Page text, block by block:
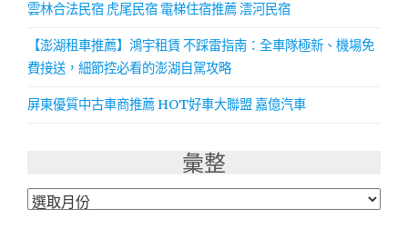
雲林合法民宿 虎尾民宿 電梯住宿推薦 澐河民宿
【澎湖租車推薦】鴻宇租賃 不踩雷指南：全車隊極新、機場免
費接送，細節控必看的澎湖自駕攻略
屏東優質中古車商推薦 HOT好車大聯盟 嘉億汽車
彙整
彙